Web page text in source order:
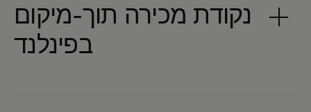
נקודת מכירה תוך-מיקום
בפינלנד‎‎